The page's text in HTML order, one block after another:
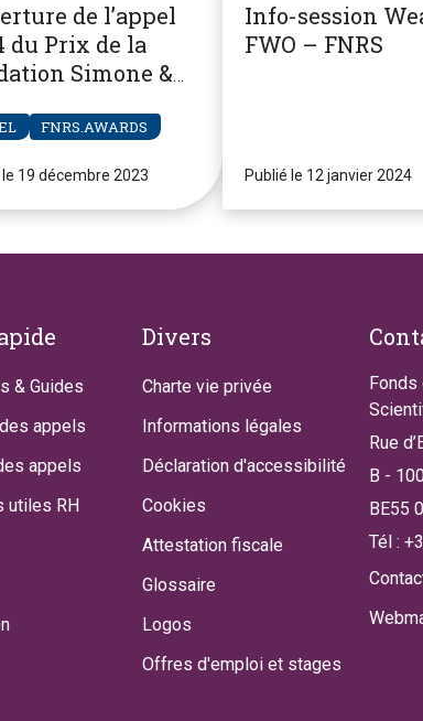
de l’appel
du Prix de la
Simone &
FNRS.AWARDS
le 19 décembre 2023
Info-session
FWO – FNRS
Publié le 12 janvier 2024
& Guides
appels
appels
utiles RH
Divers
Charte vie privée
Informations légales
Déclaration d'accessibilité
Cookies
Attestation fiscale
Glossaire
Logos
Offres d'emploi et stages
Fonds
Rue
B -
BE55
Tél :